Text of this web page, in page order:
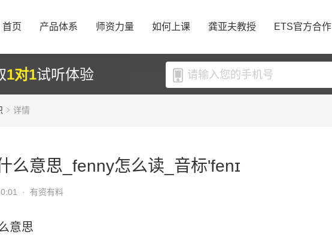
首页 产品体系 师资力量 如何上课 龚亚夫教授 ETS官方合作
1对1试听体验
详情
么意思_fenny怎么读_音标'fenɪ
· 有资有料
意思